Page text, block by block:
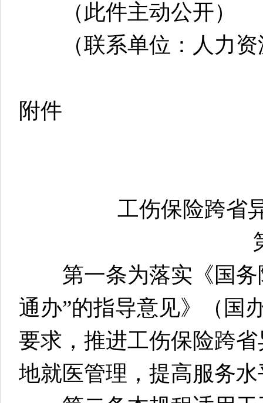
（此件主动公开）
（联系单位：人力资
附件
工伤保险跨省异
第
第一条为落实《国务
通办”的指导意见》（国
要求，推进工伤保险跨
地就医管理，提高服务